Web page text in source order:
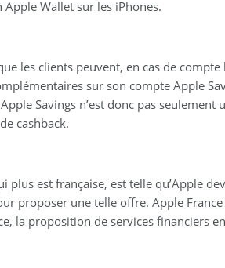
Wallet sur les iPhones.
les clients peuvent, en cas de compte
sur son compte Apple
Savings n’est donc pas seulement
cashback.
plus est française, est telle qu’Apple
proposer une telle offre. Apple
la proposition de services financiers